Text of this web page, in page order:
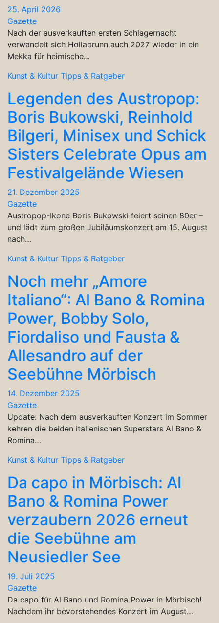
25. April 2026
Gazette
Nach der ausverkauften ersten Schlagernacht
verwandelt sich Hollabrunn auch 2027 wieder in ein
Mekka für heimische…
Kunst & Kultur Tipps & Ratgeber
Legenden des Austropop:
Boris Bukowski, Reinhold
Bilgeri, Minisex und Schick
Sisters Celebrate Opus am
Festivalgelände Wiesen
21. Dezember 2025
Gazette
Austropop-Ikone Boris Bukowski feiert seinen 80er –
und lädt zum großen Jubiläumskonzert am 15. August
nach…
Kunst & Kultur Tipps & Ratgeber
Noch mehr „Amore
Italiano“: Al Bano & Romina
Power, Bobby Solo,
Fiordaliso und Fausta &
Allesandro auf der
Seebühne Mörbisch
14. Dezember 2025
Gazette
Update: Nach dem ausverkauften Konzert im Sommer
kehren die beiden italienischen Superstars Al Bano &
Romina…
Kunst & Kultur Tipps & Ratgeber
Da capo in Mörbisch: Al
Bano & Romina Power
verzaubern 2026 erneut
die Seebühne am
Neusiedler See
19. Juli 2025
Gazette
Da capo für Al Bano und Romina Power in Mörbisch!
Nachdem ihr bevorstehendes Konzert im August…